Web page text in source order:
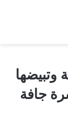
وتبيضها
جافة